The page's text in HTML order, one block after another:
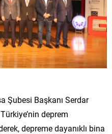
Şubesi Başkanı Serdar
deprem
depreme dayanıklı bina